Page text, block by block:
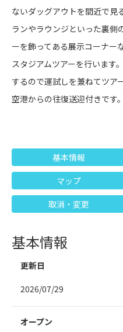
ないダッグアウトを間近で見
ランやラウンジといった裏側
ーを飾ってある展示コーナー
スタジアムツアーを行います
するので運試しを兼ねてツア
空港からの往復送迎付きです。
基本情報
マップ
取消・変更
基本情報
更新日
2026/07/29
オープン